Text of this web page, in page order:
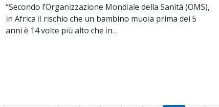
“Secondo l’Organizzazione Mondiale della Sanità (OMS),
in Africa il rischio che un bambino muoia prima dei 5
anni è 14 volte più alto che in…